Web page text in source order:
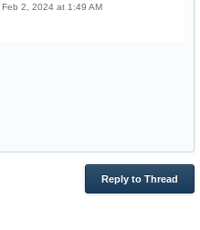
,Feb 2, 2024 at 1:49 AM
Reply to Thread